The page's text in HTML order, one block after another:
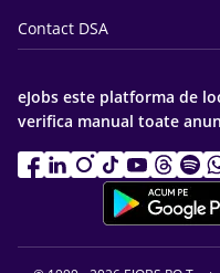
Contact DSA
eJobs este platforma de
verifica manual toate